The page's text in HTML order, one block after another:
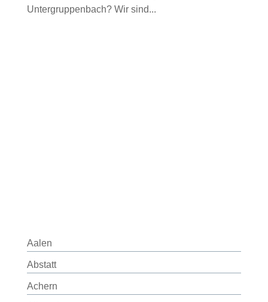
Untergruppenbach? Wir sind...
Aalen
Abstatt
Achern